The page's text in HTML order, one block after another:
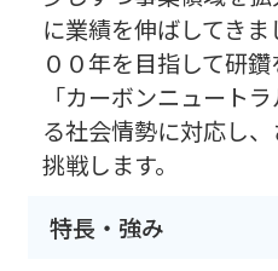
に業績を伸ばしてき
００年を目指して研
「カーボンニュート
る社会情勢に対応し
挑戦します。
特長・強み